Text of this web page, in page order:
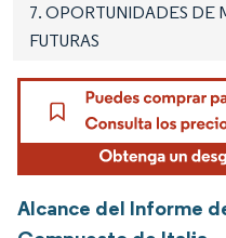
7. OPORTUNIDADES DE
FUTURAS
Alcance del Informe